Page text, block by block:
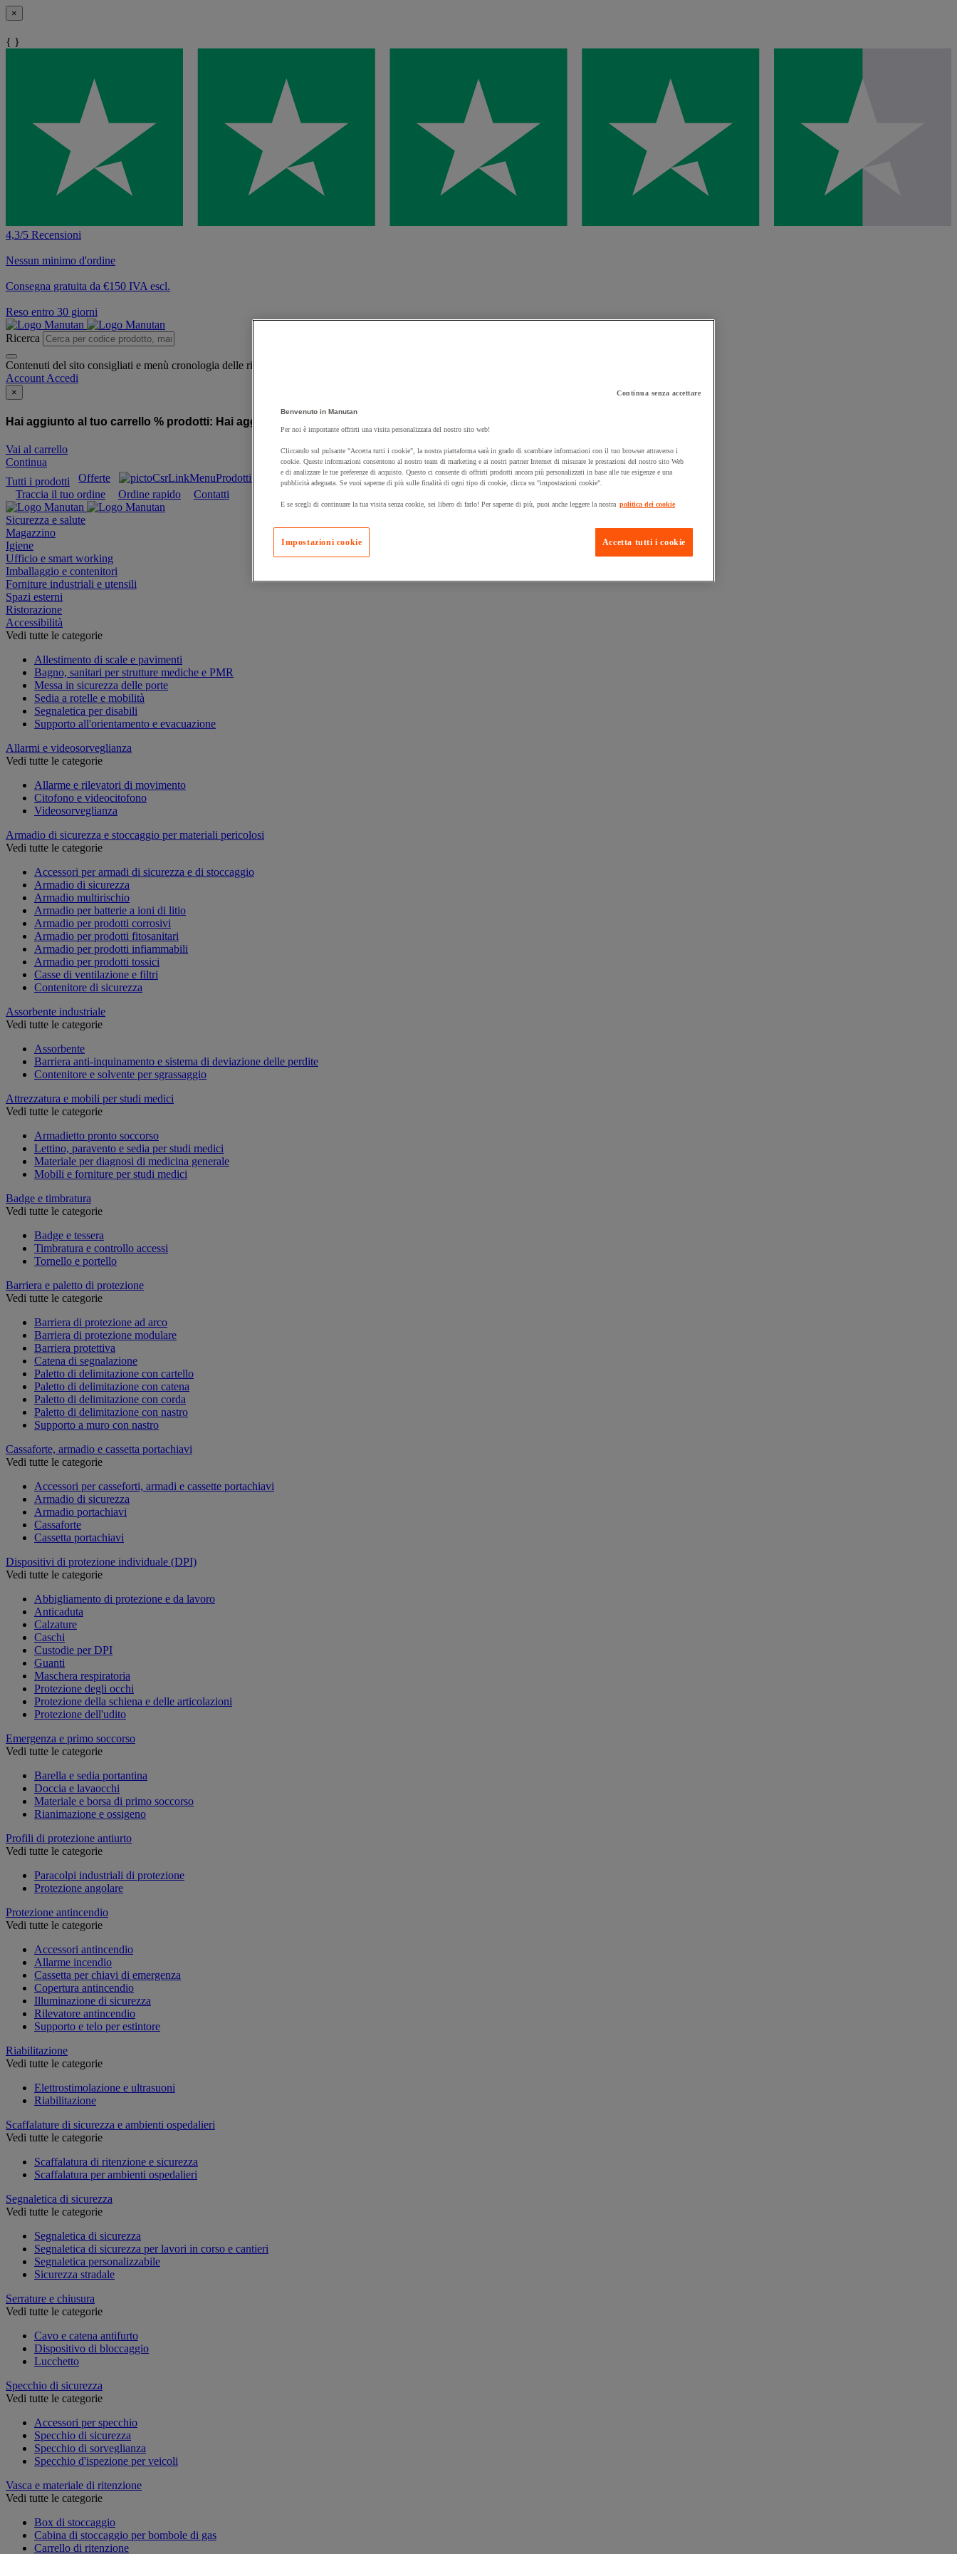
×
{ }
4,3/5 Recensioni
Nessun minimo d'ordine
Consegna gratuita da €150 IVA escl.
Reso entro 30 giorni
Ricerca
Contenuti del sito consigliati e menù cronologia delle ricerche
Account Accedi
×
Hai aggiunto al tuo carrello % prodotti: Hai aggiunto al tuo carrello un prodotto:
Vai al carrello
Continua
Tutti i prodotti
Offerte Prodotti sostenibili Manutan Expert
Prodotti in pronta consegna
Traccia il tuo ordine
Ordine rapido Contatti
Sicurezza e salute
Magazzino
Igiene
Ufficio e smart working
Imballaggio e contenitori
Forniture industriali e utensili
Spazi esterni
Ristorazione
Accessibilità
Vedi tutte le categorie
Allestimento di scale e pavimenti
Bagno, sanitari per strutture mediche e PMR
Messa in sicurezza delle porte
Sedia a rotelle e mobilità
Segnaletica per disabili
Supporto all'orientamento e evacuazione
Allarmi e videosorveglianza
Vedi tutte le categorie
Allarme e rilevatori di movimento
Citofono e videocitofono
Videosorveglianza
Armadio di sicurezza e stoccaggio per materiali pericolosi
Vedi tutte le categorie
Accessori per armadi di sicurezza e di stoccaggio
Armadio di sicurezza
Armadio multirischio
Armadio per batterie a ioni di litio
Armadio per prodotti corrosivi
Armadio per prodotti fitosanitari
Armadio per prodotti infiammabili
Armadio per prodotti tossici
Casse di ventilazione e filtri
Contenitore di sicurezza
Assorbente industriale
Vedi tutte le categorie
Assorbente
Barriera anti-inquinamento e sistema di deviazione delle perdite
Contenitore e solvente per sgrassaggio
Attrezzatura e mobili per studi medici
Vedi tutte le categorie
Armadietto pronto soccorso
Lettino, paravento e sedia per studi medici
Materiale per diagnosi di medicina generale
Mobili e forniture per studi medici
Badge e timbratura
Vedi tutte le categorie
Badge e tessera
Timbratura e controllo accessi
Tornello e portello
Barriera e paletto di protezione
Vedi tutte le categorie
Barriera di protezione ad arco
Barriera di protezione modulare
Barriera protettiva
Catena di segnalazione
Paletto di delimitazione con cartello
Paletto di delimitazione con catena
Paletto di delimitazione con corda
Paletto di delimitazione con nastro
Supporto a muro con nastro
Cassaforte, armadio e cassetta portachiavi
Vedi tutte le categorie
Accessori per casseforti, armadi e cassette portachiavi
Armadio di sicurezza
Armadio portachiavi
Cassaforte
Cassetta portachiavi
Dispositivi di protezione individuale (DPI)
Vedi tutte le categorie
Abbigliamento di protezione e da lavoro
Anticaduta
Calzature
Caschi
Custodie per DPI
Guanti
Maschera respiratoria
Protezione degli occhi
Protezione della schiena e delle articolazioni
Protezione dell'udito
Emergenza e primo soccorso
Vedi tutte le categorie
Barella e sedia portantina
Doccia e lavaocchi
Materiale e borsa di primo soccorso
Rianimazione e ossigeno
Profili di protezione antiurto
Vedi tutte le categorie
Paracolpi industriali di protezione
Protezione angolare
Protezione antincendio
Vedi tutte le categorie
Accessori antincendio
Allarme incendio
Cassetta per chiavi di emergenza
Copertura antincendio
Illuminazione di sicurezza
Rilevatore antincendio
Supporto e telo per estintore
Riabilitazione
Vedi tutte le categorie
Elettrostimolazione e ultrasuoni
Riabilitazione
Scaffalature di sicurezza e ambienti ospedalieri
Vedi tutte le categorie
Scaffalatura di ritenzione e sicurezza
Scaffalatura per ambienti ospedalieri
Segnaletica di sicurezza
Vedi tutte le categorie
Segnaletica di sicurezza
Segnaletica di sicurezza per lavori in corso e cantieri
Segnaletica personalizzabile
Sicurezza stradale
Serrature e chiusura
Vedi tutte le categorie
Cavo e catena antifurto
Dispositivo di bloccaggio
Lucchetto
Specchio di sicurezza
Vedi tutte le categorie
Accessori per specchio
Specchio di sicurezza
Specchio di sorveglianza
Specchio d'ispezione per veicoli
Vasca e materiale di ritenzione
Vedi tutte le categorie
Box di stoccaggio
Cabina di stoccaggio per bombole di gas
Carrello di ritenzione
Continua senza accettare
Benvenuto in Manutan
Per noi è importante offrirti una visita personalizzata del nostro sito web!
Cliccando sul pulsante "Accetta tutti i cookie", la nostra piattaforma sarà in grado di scambiare informazioni con il tuo browser attraverso i
cookie. Queste informazioni consentono al nostro team di marketing e ai nostri partner Internet di misurare le prestazioni del nostro sito Web
e di analizzare le tue preferenze di acquisto. Questo ci consente di offrirti prodotti ancora più personalizzati in base alle tue esigenze e una
pubblicità adeguata. Se vuoi saperne di più sulle finalità di ogni tipo di cookie, clicca su "impostazioni cookie".
E se scegli di continuare la tua visita senza cookie, sei libero di farlo! Per saperne di più, puoi anche leggere la nostra politica dei cookie
Accetta tutti i cookie
Impostazioni cookie